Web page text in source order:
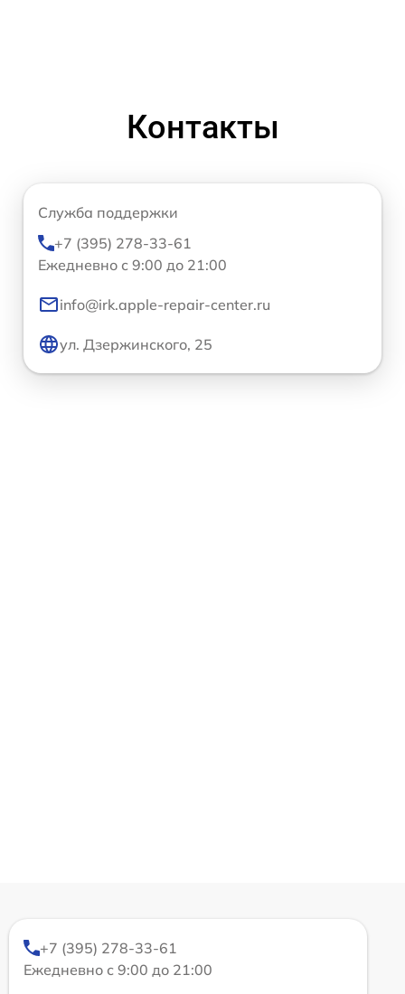
Контакты
Служба поддержки
+7 (395) 278-33-61
Ежедневно с 9:00 до 21:00
info@irk.apple-repair-center.ru
ул. Дзержинского, 25
+7 (395) 278-33-61
Ежедневно с 9:00 до 21:00